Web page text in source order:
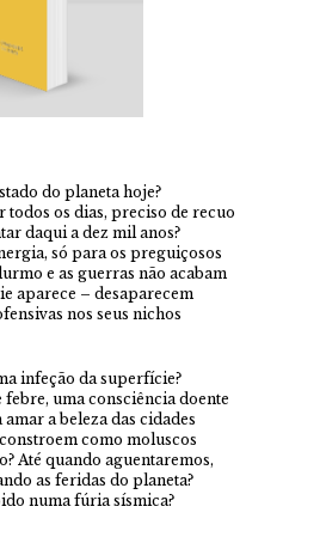
do planeta hoje?
os dias, preciso de recuo
daqui a dez mil anos?
só para os preguiçosos
e as guerras não acabam
aparece – desaparecem
nos seus nichos
infeção da superfície?
uma consciência doente
a beleza das cidades
como moluscos
Até quando aguentaremos,
as feridas do planeta?
numa fúria sísmica?